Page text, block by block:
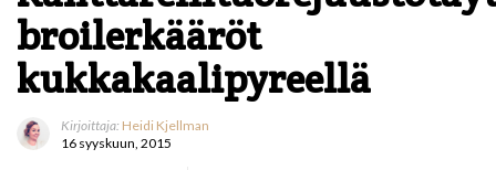
broilerkääröt
kukkakaalipyreellä
Kirjoittaja: Heidi Kjellman
16 syyskuun, 2015